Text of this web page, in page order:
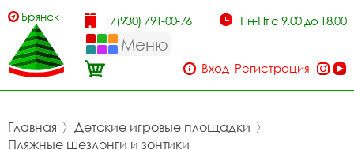
Брянск +7(930) 791-00-76 Пн-Пт с 9.00 до 18.00
Меню
Вход Регистрация
Главная 〉 Детские игровые площадки 〉
Пляжные шезлонги и зонтики